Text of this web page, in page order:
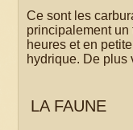
Ce sont les
principalement un
heures et en
hydrique. De plus
LA FAUNE